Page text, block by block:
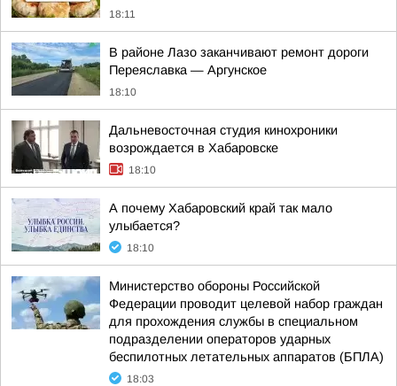
18:11
В районе Лазо заканчивают ремонт дороги
Переяславка — Аргунское
18:10
Дальневосточная студия кинохроники
возрождается в Хабаровске
18:10
А почему Хабаровский край так мало
улыбается?
18:10
Министерство обороны Российской
Федерации проводит целевой набор граждан
для прохождения службы в специальном
подразделении операторов ударных
беспилотных летательных аппаратов (БПЛА)
18:03